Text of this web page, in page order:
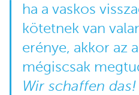
ha a vaskos
kötetnek van
erénye, akkor az
mégiscsak
Wir schaffen das!